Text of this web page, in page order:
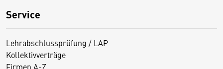
Service
Lehrabschlussprüfung / LAP
Kollektivverträge
Firmen A-Z